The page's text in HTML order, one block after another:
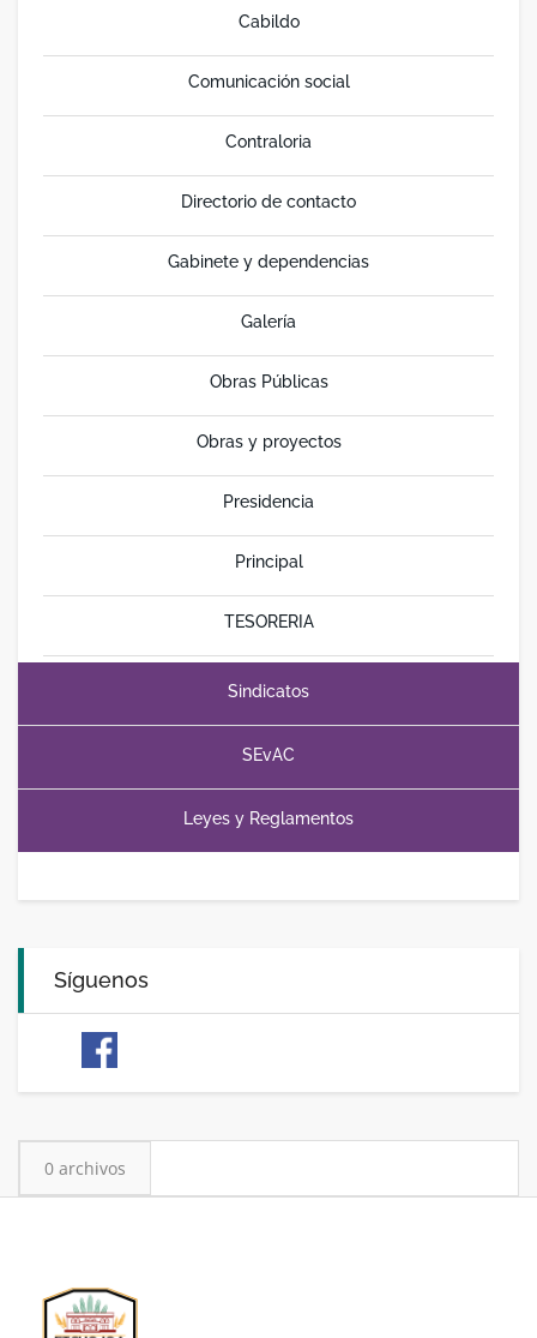
Cabildo
Comunicación social
Contraloria
Directorio de contacto
Gabinete y dependencias
Galería
Obras Públicas
Obras y proyectos
Presidencia
Principal
TESORERIA
Sindicatos
SEvAC
Leyes y Reglamentos
Síguenos
0 archivos